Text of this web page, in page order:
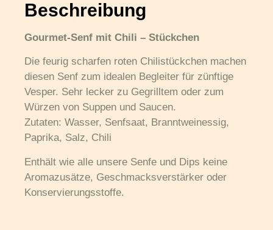
Beschreibung
Gourmet-Senf mit Chili – Stückchen
Die feurig scharfen roten Chilistückchen machen
diesen Senf zum idealen Begleiter für zünftige
Vesper. Sehr lecker zu Gegrilltem oder zum
Würzen von Suppen und Saucen.
Zutaten: Wasser, Senfsaat, Branntweinessig,
Paprika, Salz, Chili
Enthält wie alle unsere Senfe und Dips keine
Aromazusätze, Geschmacksverstärker oder
Konservierungsstoffe.